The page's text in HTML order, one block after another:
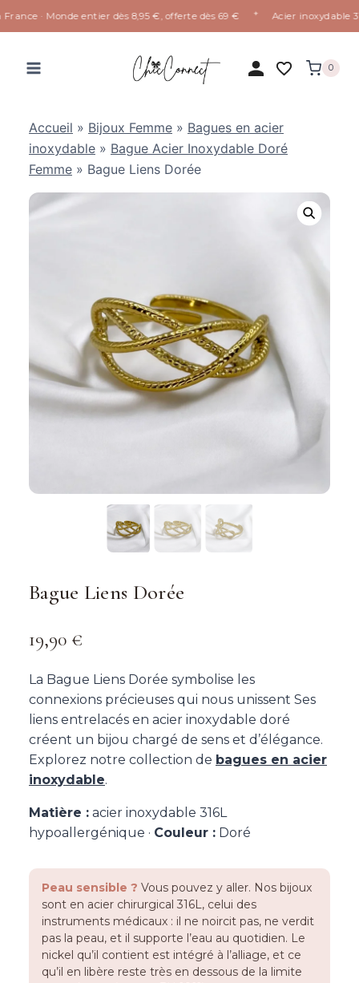
· Monde entier dès 8,95 €, offerte dès 69 € Acier inoxydable
0
Accueil » Bijoux Femme » Bagues en acier
inoxydable » Bague Acier Inoxydable Doré
Femme » Bague Liens Dorée
Bague Liens Dorée
19,90 €
La Bague Liens Dorée symbolise les
connexions précieuses qui nous unissent Ses
liens entrelacés en acier inoxydable doré
créent un bijou chargé de sens et d’élégance.
Explorez notre collection de bagues en acier
inoxydable.
Matière : acier inoxydable 316L
hypoallergénique · Couleur : Doré
Peau sensible ? Vous pouvez y aller. Nos bijoux
sont en acier chirurgical 316L, celui des
instruments médicaux : il ne noircit pas, ne verdit
pas la peau, et il supporte l’eau au quotidien. Le
nickel qu’il contient est intégré à l’alliage, et ce
qu’il en libère reste très en dessous de la limite